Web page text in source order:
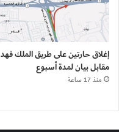
إغلاق حارتين على طريق الملك فهد
مقابل بيان لمدة أسبوع
منذ 17 ساعة